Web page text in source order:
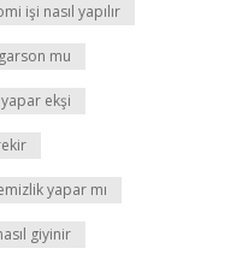
işi nasıl yapılır
mu
ekşi
yapar mı
giyinir